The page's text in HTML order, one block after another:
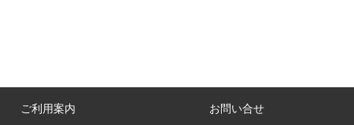
ご利用案内 お問い合せ